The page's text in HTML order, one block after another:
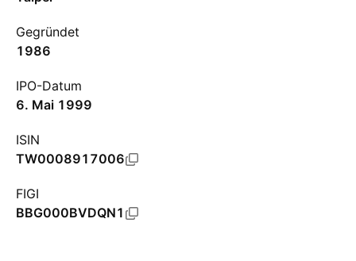
Gegründet
1986
IPO-Datum
6. Mai 1999
ISIN
TW0008917006
FIGI
BBG000BVDQN1